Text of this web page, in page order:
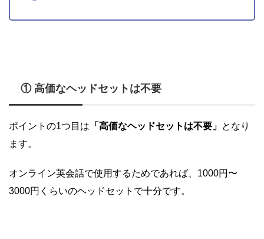
① 高価なヘッドセットは不要
ポイントの1つ目は 「高価なヘッドセットは不要」 となり
ます。
オンライン英会話で使用するためであれば、1000円〜
3000円くらいのヘッドセットで十分です。